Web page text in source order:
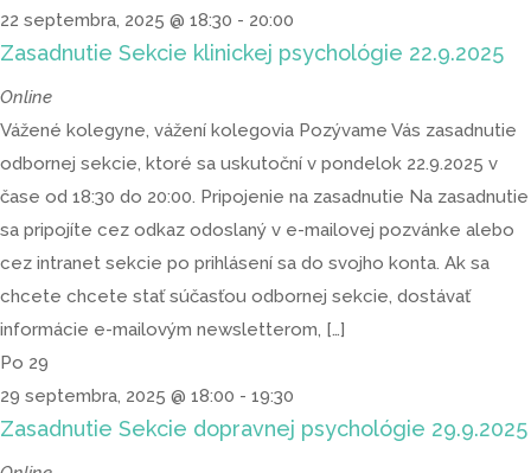
22 septembra, 2025 @ 18:30 - 20:00
Zasadnutie Sekcie klinickej psychológie 22.9.2025
Online
Vážené kolegyne, vážení kolegovia Pozývame Vás zasadnutie
odbornej sekcie, ktoré sa uskutoční v pondelok 22.9.2025 v
čase od 18:30 do 20:00. Pripojenie na zasadnutie Na zasadnutie
sa pripojíte cez odkaz odoslaný v e-mailovej pozvánke alebo
cez intranet sekcie po prihlásení sa do svojho konta. Ak sa
chcete chcete stať súčasťou odbornej sekcie, dostávať
informácie e-mailovým newsletterom, […]
Po 29
29 septembra, 2025 @ 18:00 - 19:30
Zasadnutie Sekcie dopravnej psychológie 29.9.2025